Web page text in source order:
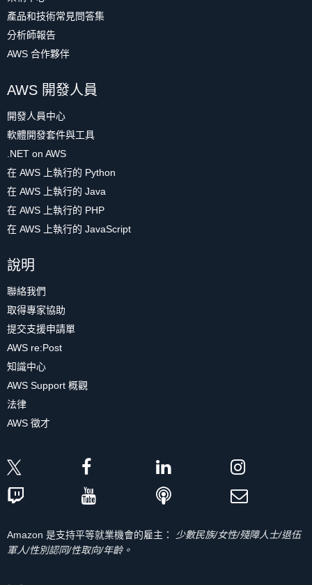
產品和技術常見問答集
分析師報告
AWS 合作夥伴
AWS 開發人員
開發人員中心
軟體開發套件與工具
.NET on AWS
在 AWS 上執行的 Python
在 AWS 上執行的 Java
在 AWS 上執行的 PHP
在 AWS 上執行的 JavaScript
說明
聯絡我們
取得專家協助
提交支援申請單
AWS re:Post
知識中心
AWS Support 概觀
法律
AWS 徵才
Amazon 是支持平等就業機會的雇主：
少數民族/女性/殘障人士/退伍
軍人/性別認同/性取向/年齡。